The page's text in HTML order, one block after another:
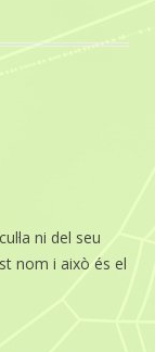
ni del seu
nom i això és el